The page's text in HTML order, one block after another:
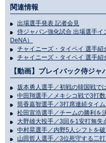
関連情報
出場選手発表 記者会見
侍ジャパン強化試合 出場選手
DeNA）
チャイニーズ・タイペイ 選手紹
チャイニーズ・タイペイ 選手紹
【動画】プレイバック侍ジャ
坂本勇人選手／初戦の韓国戦で
中田翔選手／メキシコ戦で3打
筒香嘉智選手／3打席連続タイ
松田宣浩選手／チームの勝利を
大野雄大投手／3回を1安打無
中村晃選手／内野5人シフトを
山田哲人選手／3位死守する二